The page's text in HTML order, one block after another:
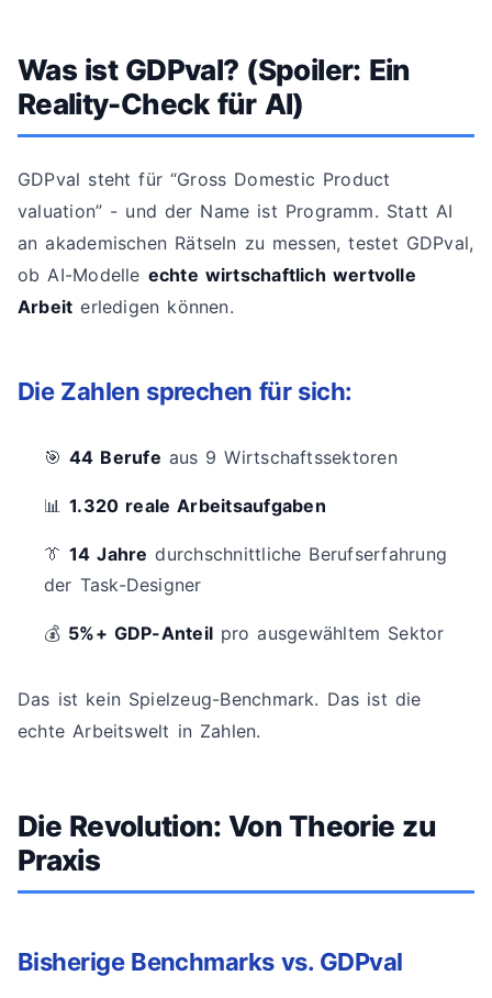
Was ist GDPval? (Spoiler: Ein
Reality-Check für AI)
GDPval steht für “Gross Domestic Product
valuation” - und der Name ist Programm. Statt AI
an akademischen Rätseln zu messen, testet GDPval,
ob AI-Modelle echte wirtschaftlich wertvolle
Arbeit erledigen können.
Die Zahlen sprechen für sich:
🎯44 Berufe aus 9 Wirtschaftssektoren
📊1.320 reale Arbeitsaufgaben
👔14 Jahre durchschnittliche Berufserfahrung
der Task-Designer
💰 5%+ GDP-Anteil pro ausgewähltem Sektor
Das ist kein Spielzeug-Benchmark. Das ist die
echte Arbeitswelt in Zahlen.
Die Revolution: Von Theorie zu
Praxis
Bisherige Benchmarks vs. GDPval